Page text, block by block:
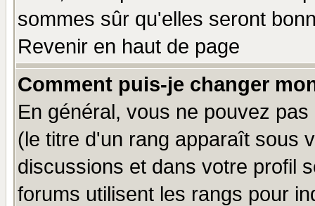
sommes sûr qu'elles seront
Revenir en haut de page
Comment puis-je changer
En général, vous ne pouvez
(le titre d'un rang apparaît sous
discussions et dans votre profil
forums utilisent les rangs pour